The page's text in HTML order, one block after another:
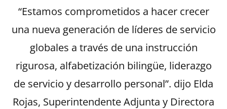
“Estamos comprometidos a hacer crecer
una nueva generación de líderes de servicio
globales a través de una instrucción
rigurosa, alfabetización bilingüe, liderazgo
de servicio y desarrollo personal”. dijo Elda
Rojas, Superintendente Adjunta y Directora